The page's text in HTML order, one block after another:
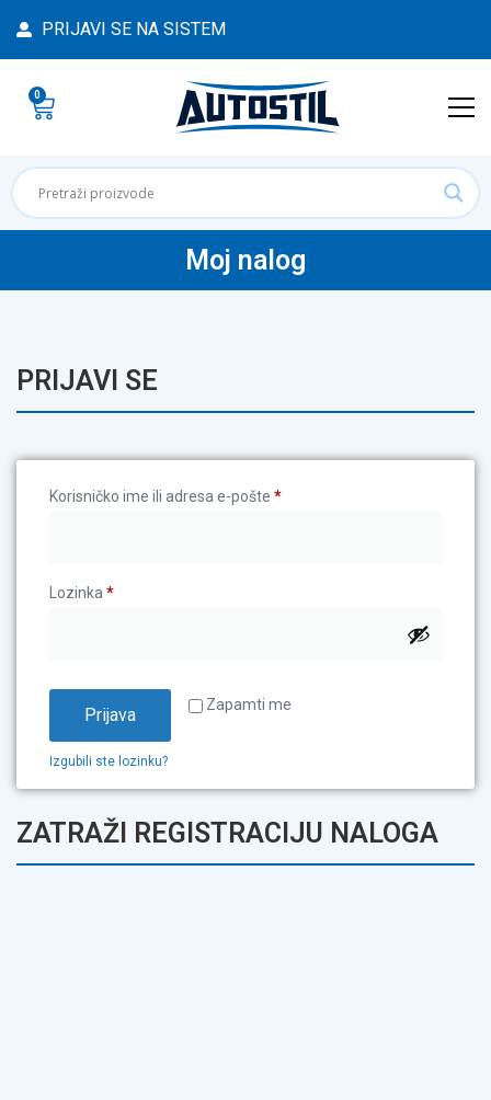
PRIJAVI SE NA SISTEM
0
Moj nalog
PRIJAVI SE
Korisničko ime ili adresa e-pošte *
Lozinka*
Zapamti me
Prijava
Izgubili ste lozinku?
ZATRAŽI REGISTRACIJU NALOGA